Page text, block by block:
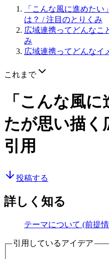
「こんな風に進めた
は？ / 注目のとりくみ
広域連携ってどんなこ
み
広域連携ってどんなイ
これまで
「こんな風
たが思い描く
引用
投稿する
詳しく知る
テーマについて (前提
引用しているアイデア